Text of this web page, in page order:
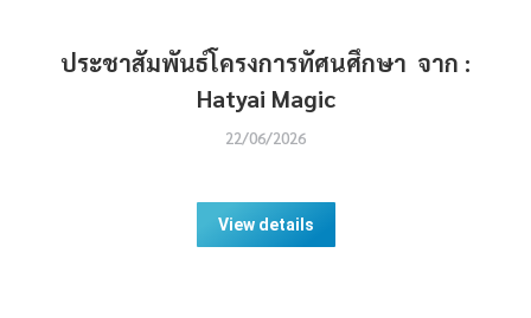
ประชาสัมพันธ์โครงการทัศนศึกษา จาก :
Hatyai Magic
22/06/2026
View details